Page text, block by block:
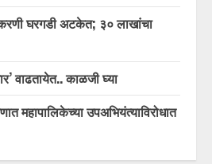
घरगडी अटकेत; ३० लाखांचा
वाढतायेत.. काळजी घ्या
महापालिकेच्या उपअभियंत्याविरोधात